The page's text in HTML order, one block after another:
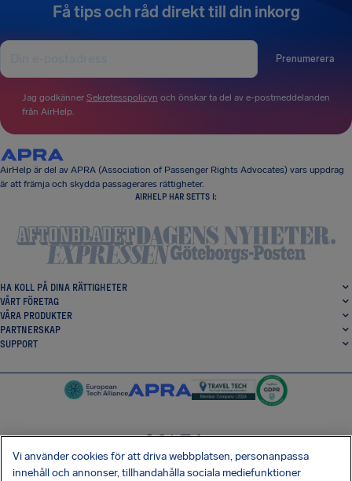
Få tips och råd direkt till din inkorg
Prenumerera
Jag godkänner Sekretesspolicyn och önskar ta del av e-postmeddelanden
från AirHelp.
AirHelp är del av APRA (Association of Passenger Rights Advocates) vars uppdrag
är att främja och skydda passagerares rättigheter.
AIRHELP HAR SETTS I:
HA KOLL PÅ DINA RÄTTIGHETER
VÅRT FÖRETAG
VÅRA PRODUKTER
PARTNERSKAP
SUPPORT
SocialFacebook
SocialTwitter
SocialInstagram
SocialLinkedin
Vi använder cookies för att driva webbplatsen, personanpassa
innehåll och annonser, tillhandahålla sociala mediefunktioner